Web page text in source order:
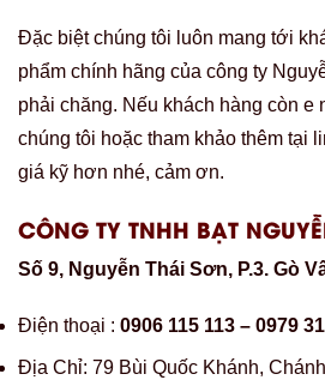
Đặc biệt chúng tôi luôn mang tới
phẩm chính hãng của công ty
phải chăng. Nếu khách hàng còn e
chúng tôi hoặc tham khảo thêm tại
giá kỹ hơn nhé, cảm ơn.
CÔNG TY TNHH BẠT
Số 9, Nguyễn Thái Sơn, P.3. Gò
Điện thoại : 0906 115 113 – 0979
Địa Chỉ: 79 Bùi Quốc Khánh,